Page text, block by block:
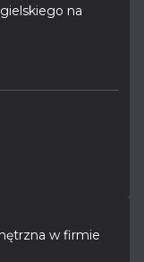
na
w firmie